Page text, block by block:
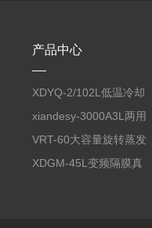
产品中心
XDYQ-2/102L低温冷却
液循环装置
xiandesy-3000A3L两用
型旋转蒸发仪
VRT-60大容量旋转蒸发
仪
XDGM-45L变频隔膜真